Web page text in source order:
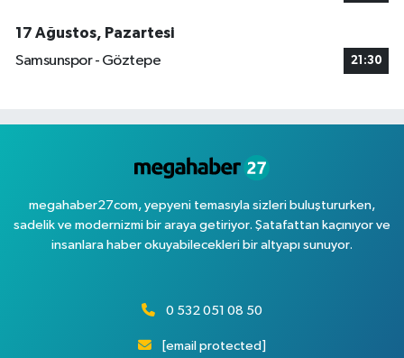
17 Ağustos, Pazartesi
Samsunspor - Göztepe
21:30
megahaber27com, yepyeni temasıyla sizleri buluştururken,
sadelik ve modernizmi bir araya getiriyor. Şatafattan kaçınıyor ve
insanlara haber okuyabilecekleri bir altyapı sunuyor.
0 532 051 08 50
[email protected]